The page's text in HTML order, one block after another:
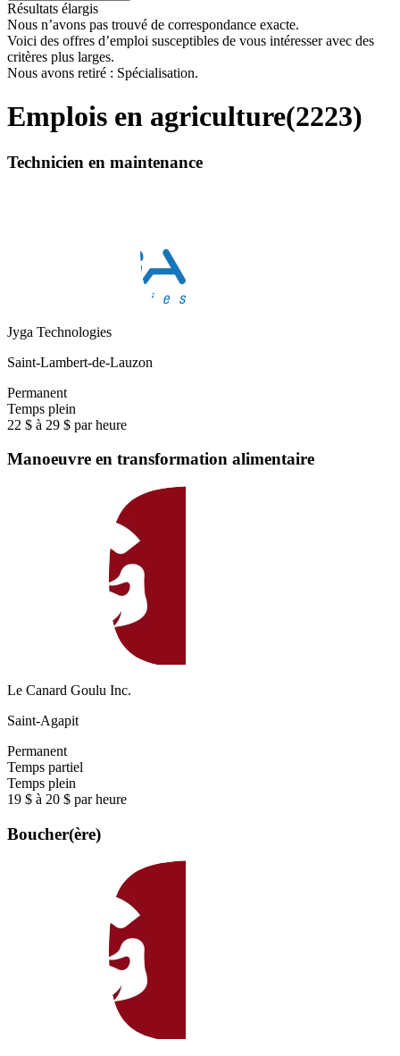
Résultats élargis
Nous n’avons pas trouvé de correspondance exacte.
Voici des offres d’emploi susceptibles de vous intéresser avec des
critères plus larges.
Nous avons retiré : Spécialisation.
Emplois en agriculture(2223)
Technicien en maintenance
Jyga Technologies
Saint-Lambert-de-Lauzon
Permanent
Temps plein
22 $ à 29 $ par heure
Manoeuvre en transformation alimentaire
Le Canard Goulu Inc.
Saint-Agapit
Permanent
Temps partiel
Temps plein
19 $ à 20 $ par heure
Boucher(ère)